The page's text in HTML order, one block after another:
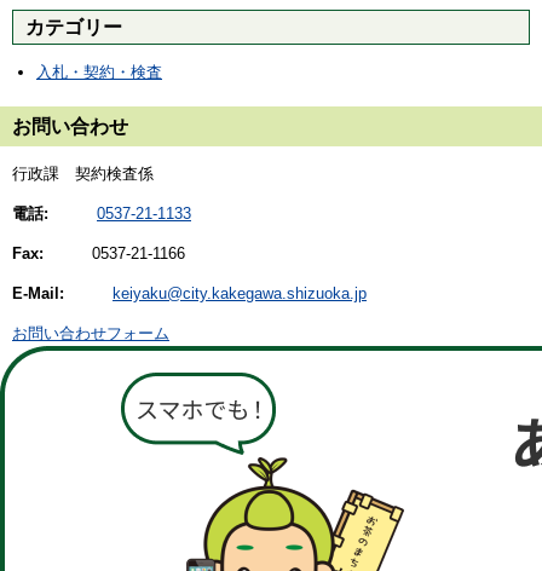
カテゴリー
入札・契約・検査
お問い合わせ
行政課 契約検査係
電話: 0537-21-1133
Fax: 0537-21-1166
E-Mail: keiyaku@city.kakegawa.shizuoka.jp
お問い合わせフォーム